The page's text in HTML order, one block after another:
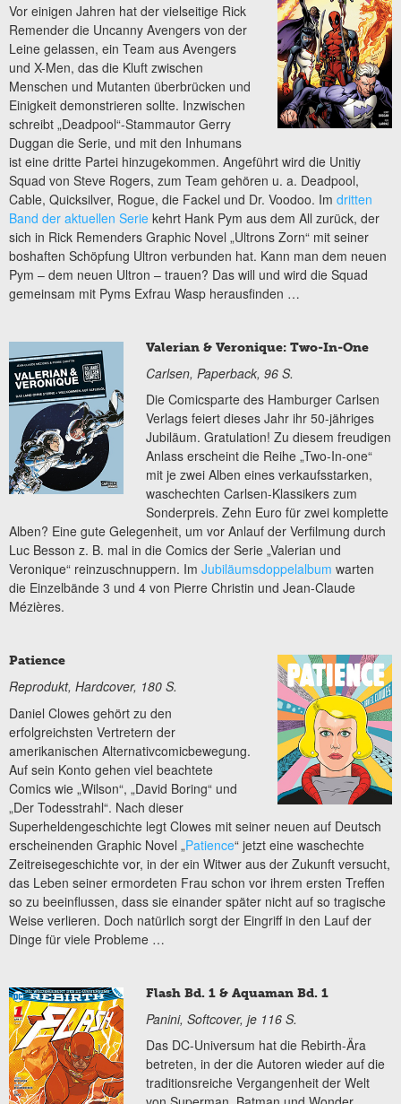
Vor einigen Jahren hat der vielseitige Rick
Remender die Uncanny Avengers von der
Leine gelassen, ein Team aus Avengers
und X-Men, das die Kluft zwischen
Menschen und Mutanten überbrücken und
Einigkeit demonstrieren sollte. Inzwischen
schreibt „Deadpool“-Stammautor Gerry
Duggan die Serie, und mit den Inhumans
ist eine dritte Partei hinzugekommen. Angeführt wird die Unitiy
Squad von Steve Rogers, zum Team gehören u. a. Deadpool,
Cable, Quicksilver, Rogue, die Fackel und Dr. Voodoo. Im dritten
Band der aktuellen Serie kehrt Hank Pym aus dem All zurück, der
sich in Rick Remenders Graphic Novel „Ultrons Zorn“ mit seiner
boshaften Schöpfung Ultron verbunden hat. Kann man dem neuen
Pym – dem neuen Ultron – trauen? Das will und wird die Squad
gemeinsam mit Pyms Exfrau Wasp herausfinden …
Valerian & Veronique: Two-In-One
Carlsen, Paperback, 96 S.
Die Comicsparte des Hamburger Carlsen
Verlags feiert dieses Jahr ihr 50-jähriges
Jubiläum. Gratulation! Zu diesem freudigen
Anlass erscheint die Reihe „Two-In-one“
mit je zwei Alben eines verkaufsstarken,
waschechten Carlsen-Klassikers zum
Sonderpreis. Zehn Euro für zwei komplette
Alben? Eine gute Gelegenheit, um vor Anlauf der Verfilmung durch
Luc Besson z. B. mal in die Comics der Serie „Valerian und
Veronique“ reinzuschnuppern. Im Jubiläumsdoppelalbum warten
die Einzelbände 3 und 4 von Pierre Christin und Jean-Claude
Mézières.
Patience
Reprodukt, Hardcover, 180 S.
Daniel Clowes gehört zu den
erfolgreichsten Vertretern der
amerikanischen Alternativcomicbewegung.
Auf sein Konto gehen viel beachtete
Comics wie „Wilson“, „David Boring“ und
„Der Todesstrahl“. Nach dieser
Superheldengeschichte legt Clowes mit seiner neuen auf Deutsch
erscheinenden Graphic Novel „Patience“ jetzt eine waschechte
Zeitreisegeschichte vor, in der ein Witwer aus der Zukunft versucht,
das Leben seiner ermordeten Frau schon vor ihrem ersten Treffen
so zu beeinflussen, dass sie einander später nicht auf so tragische
Weise verlieren. Doch natürlich sorgt der Eingriff in den Lauf der
Dinge für viele Probleme …
Flash Bd. 1 & Aquaman Bd. 1
Panini, Softcover, je 116 S.
Das DC-Universum hat die Rebirth-Ära
betreten, in der die Autoren wieder auf die
traditionsreiche Vergangenheit der Welt